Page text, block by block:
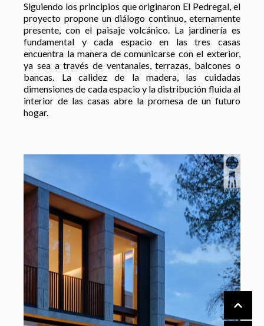
Siguiendo los principios que originaron El Pedregal, el
proyecto propone un diálogo continuo, eternamente
presente, con el paisaje volcánico. La jardinería es
fundamental y cada espacio en las tres casas
encuentra la manera de comunicarse con el exterior,
ya sea a través de ventanales, terrazas, balcones o
bancas. La calidez de la madera, las cuidadas
dimensiones de cada espacio y la distribución fluida al
interior de las casas abre la promesa de un futuro
hogar.